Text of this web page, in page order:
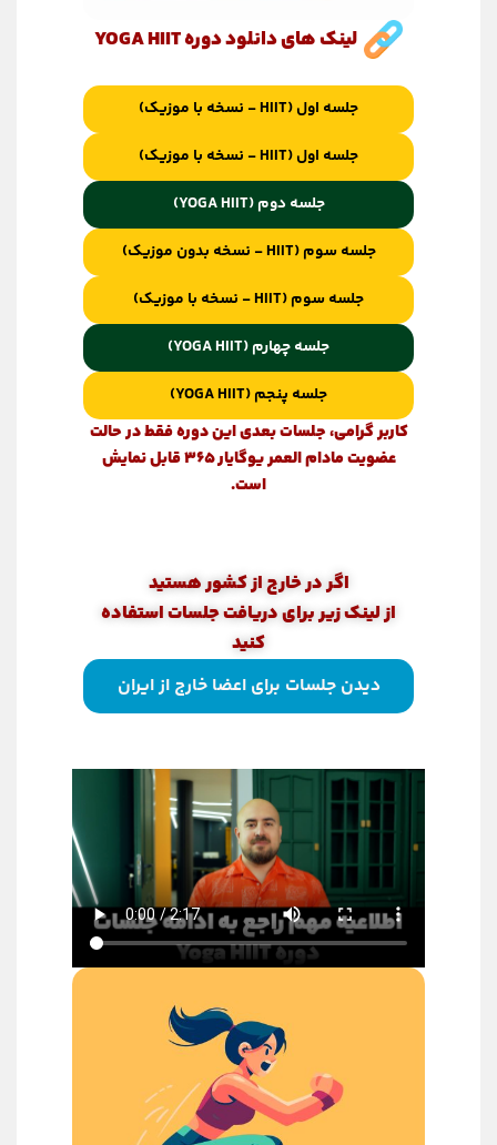
لینک های دانلود دوره YOGA HIIT
جلسه اول (HIIT - نسخه با موزیک)
جلسه اول (HIIT - نسخه با موزیک)
جلسه دوم (YOGA HIIT)
جلسه سوم (HIIT - نسخه بدون موزیک)
جلسه سوم (HIIT - نسخه با موزیک)
جلسه چهارم (YOGA HIIT)
جلسه پنجم (YOGA HIIT)
کاربر گرامی، جلسات بعدی این دوره فقط در حالت
عضویت مادام العمر یوگایار ۳۶۵ قابل نمایش
است.
اگر در خارج از کشور هستید
از لینک زیر برای دریافت جلسات استفاده
کنید
دیدن جلسات برای اعضا خارج از ایران